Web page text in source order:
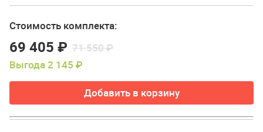
Стоимость комплекта:
69 405 ₽ 71 550 ₽
Выгода 2 145 ₽
Добавить в корзину